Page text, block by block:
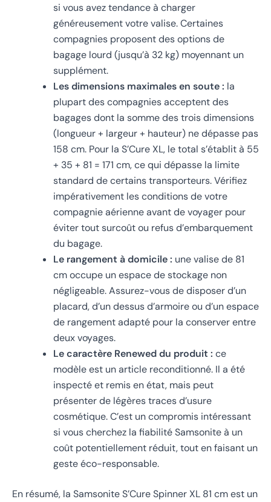
si vous avez tendance à charger
généreusement votre valise. Certaines
compagnies proposent des options de
bagage lourd (jusqu’à 32 kg) moyennant un
supplément.
Les dimensions maximales en soute : la
plupart des compagnies acceptent des
bagages dont la somme des trois dimensions
(longueur + largeur + hauteur) ne dépasse pas
158 cm. Pour la S’Cure XL, le total s’établit à 55
+ 35 + 81 = 171 cm, ce qui dépasse la limite
standard de certains transporteurs. Vérifiez
impérativement les conditions de votre
compagnie aérienne avant de voyager pour
éviter tout surcoût ou refus d’embarquement
du bagage.
Le rangement à domicile : une valise de 81
cm occupe un espace de stockage non
négligeable. Assurez-vous de disposer d’un
placard, d’un dessus d’armoire ou d’un espace
de rangement adapté pour la conserver entre
deux voyages.
Le caractère Renewed du produit : ce
modèle est un article reconditionné. Il a été
inspecté et remis en état, mais peut
présenter de légères traces d’usure
cosmétique. C’est un compromis intéressant
si vous cherchez la fiabilité Samsonite à un
coût potentiellement réduit, tout en faisant un
geste éco-responsable.
En résumé, la Samsonite S’Cure Spinner XL 81 cm est un